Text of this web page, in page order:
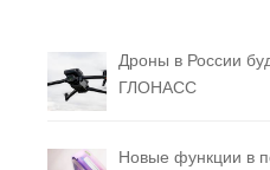
Дроны в России
ГЛОНАСС
Новые функции в